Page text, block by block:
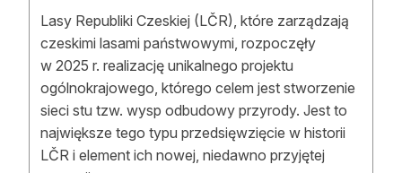
Lasy Republiki Czeskiej (LČR), które zarządzają
czeskimi lasami państwowymi, rozpoczęły
w 2025 r. realizację unikalnego projektu
ogólnokrajowego, którego celem jest stworzenie
sieci stu tzw. wysp odbudowy przyrody. Jest to
największe tego typu przedsięwzięcie w historii
LČR i element ich nowej, niedawno przyjętej